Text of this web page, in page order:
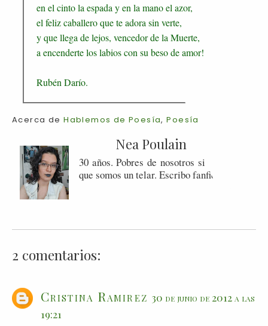
en el cinto la espada y en la mano el azor,
el feliz caballero que te adora sin verte,
y que llega de lejos, vencedor de la Muerte,
a encenderte los labios con su beso de amor!
Rubén Darío.
Acerca deHablemos de Poesía,Poesía
Nea Poulain
30 años. Pobres de nosotros si olvidamos
que somos un telar. Escribo fanfics.
2 comentarios:
Cristina Ramirez 30 de junio de 2012 a las
19:21